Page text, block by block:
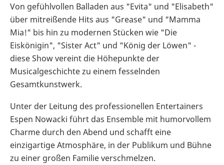
Von gefühlvollen Balladen aus "Evita" und "Elisabeth"
über mitreißende Hits aus "Grease" und "Mamma
Mia!" bis hin zu modernen Stücken wie "Die
Eiskönigin", "Sister Act" und "König der Löwen" -
diese Show vereint die Höhepunkte der
Musicalgeschichte zu einem fesselnden
Gesamtkunstwerk.
Unter der Leitung des professionellen Entertainers
Espen Nowacki führt das Ensemble mit humorvollem
Charme durch den Abend und schafft eine
einzigartige Atmosphäre, in der Publikum und Bühne
zu einer großen Familie verschmelzen.